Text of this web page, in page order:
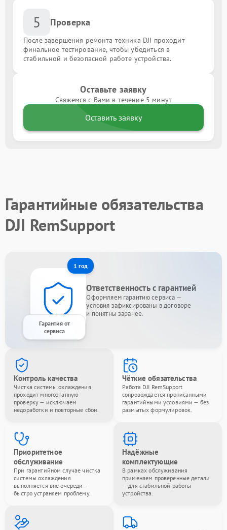
5 Проверка
После завершения ремонта техника DJI проходит
финальное тестирование, чтобы убедиться в
стабильной и безопасной работе устройства.
Оставьте заявку
Свяжемся с Вами в течение 5 минут
Оставить заявку
Гарантийные обязательства
DJI RemSupport
1 год
Гарантия от
сервиса
Ответственность с гарантией
Оформляем гарантию сервиса —
условия зафиксированы в договоре
и понятны заранее.
Контроль качества
Чистка системы охлаждения
проходит многоэтапную
проверку — исключаем
недоработки и повторные сбои.
Чёткие обязательства
Работа DJI RemSupport
сопровождается прописанными
гарантийными условиями — без
размытых формулировок.
Приоритетное
обслуживание
При гарантийном случае чистка
системы охлаждения
выполняется вне очереди —
быстро устраняем проблему.
Надёжные
комплектующие
В рамках обслуживания
применяем проверенные детали
— для стабильной работы
устройства.